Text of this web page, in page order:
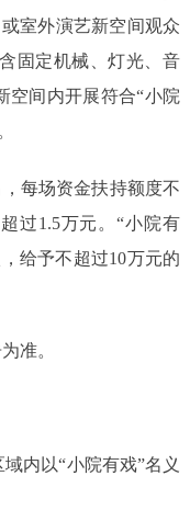
室外演艺新空间观众
固定机械、灯光、音
空间内开展符合“小院
。
每场资金扶持额度不
过1.5万元。“小院有
给予不超过10万元的
准。
内以“小院有戏”名义